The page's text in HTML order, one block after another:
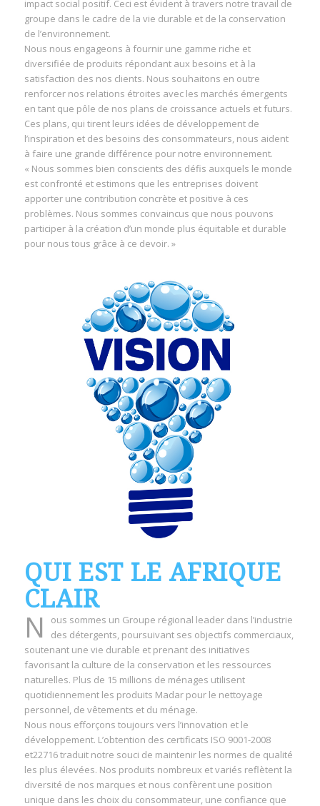
impact social positif. Ceci est évident à travers notre travail de
groupe dans le cadre de la vie durable et de la conservation
de l’environnement.
Nous nous engageons à fournir une gamme riche et
diversifiée de produits répondant aux besoins et à la
satisfaction des nos clients. Nous souhaitons en outre
renforcer nos relations étroites avec les marchés émergents
en tant que pôle de nos plans de croissance actuels et futurs.
Ces plans, qui tirent leurs idées de développement de
l’inspiration et des besoins des consommateurs, nous aident
à faire une grande différence pour notre environnement.
« Nous sommes bien conscients des défis auxquels le monde
est confronté et estimons que les entreprises doivent
apporter une contribution concrète et positive à ces
problèmes. Nous sommes convaincus que nous pouvons
participer à la création d’un monde plus équitable et durable
pour nous tous grâce à ce devoir. »
QUI EST LE AFRIQUE
CLAIR
N
ous sommes un Groupe régional leader dans l’industrie
des détergents, poursuivant ses objectifs commerciaux,
soutenant une vie durable et prenant des initiatives
favorisant la culture de la conservation et les ressources
naturelles. Plus de 15 millions de ménages utilisent
quotidiennement les produits Madar pour le nettoyage
personnel, de vêtements et du ménage.
Nous nous efforçons toujours vers l’innovation et le
développement. L’obtention des certificats ISO 9001-2008
et22716 traduit notre souci de maintenir les normes de qualité
les plus élevées. Nos produits nombreux et variés reflètent la
diversité de nos marques et nous confèrent une position
unique dans les choix du consommateur, une confiance que